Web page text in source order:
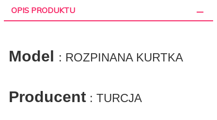
OPIS PRODUKTU
Model : ROZPINANA KURTKA
Producent : TURCJA